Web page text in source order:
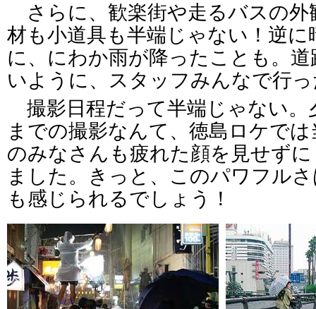
さらに、歓楽街や走るバスの外
材も小道具も半端じゃない！逆
に、にわか雨が降ったことも。
いように、スタッフみんなで行
撮影日程だって半端じゃない。
までの撮影なんて、徳島ロケで
のみなさんも疲れた顔を見せず
ました。きっと、このパワフル
も感じられるでしょう！